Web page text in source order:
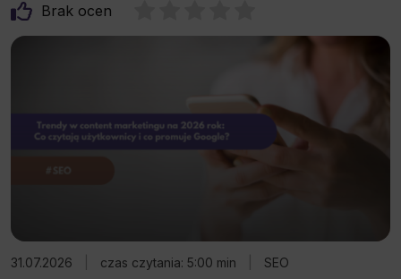
Brak ocen
31.07.2026 czas czytania: 5:00 min SEO